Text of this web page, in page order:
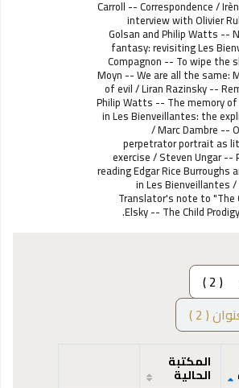
Carroll -- Correspondence /
interview with Olivier
Golsan and Philip Watts --
fantasy: revisiting Les
Compagnon -- To wipe the
Moyn -- We are all the same:
of evil / Liran Razinsky --
Philip Watts -- The memory
in Les Bienveillantes: the
/ Marc Dambre --
perpetrator portrait as
exercise / Steven Ungar --
reading Edgar Rice Burroughs
in Les Bienveillantes /
Translator's note to "The
Elsky -- The Child
( 2 )
( 2 )
المكتبة
الحالية